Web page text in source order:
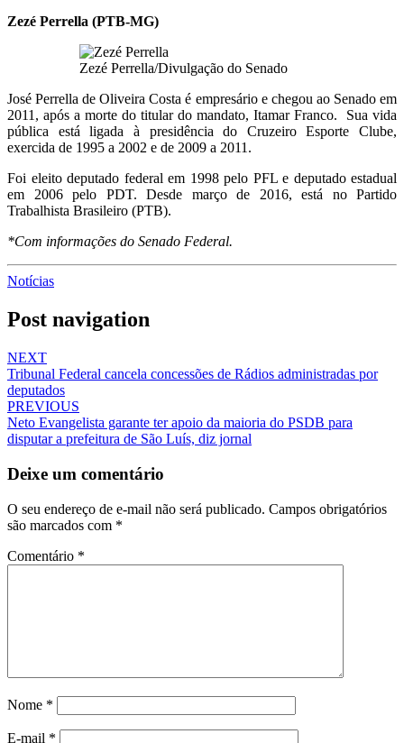
Zezé Perrella (PTB-MG)
Zezé Perrella/Divulgação do Senado
José Perrella de Oliveira Costa é empresário e chegou ao Senado em
2011, após a morte do titular do mandato, Itamar Franco. Sua vida
pública está ligada à presidência do Cruzeiro Esporte Clube,
exercida de 1995 a 2002 e de 2009 a 2011.
Foi eleito deputado federal em 1998 pelo PFL e deputado estadual
em 2006 pelo PDT. Desde março de 2016, está no Partido
Trabalhista Brasileiro (PTB).
*Com informações do Senado Federal.
Notícias
Post navigation
NEXT
Tribunal Federal cancela concessões de Rádios administradas por
deputados
PREVIOUS
Neto Evangelista garante ter apoio da maioria do PSDB para
disputar a prefeitura de São Luís, diz jornal
Deixe um comentário
O seu endereço de e-mail não será publicado. Campos obrigatórios
são marcados com *
Comentário *
Nome *
E-mail *